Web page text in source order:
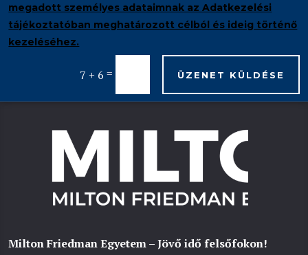
megadott személyes adataimnak az Adatkezelési
tájékoztatóban meghatározott célból és ideig történő
kezeléséhez.
7 + 6 = ÜZENET KÜLDÉSE
Milton Friedman Egyetem – Jövő idő felsőfokon!